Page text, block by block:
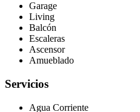
Garage
Living
Balcón
Escaleras
Ascensor
Amueblado
Servicios
Agua Corriente